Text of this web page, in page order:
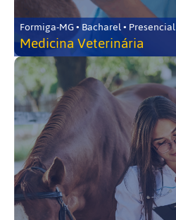
Formiga-MG • Bacharel • Presencial
Medicina Veterinária